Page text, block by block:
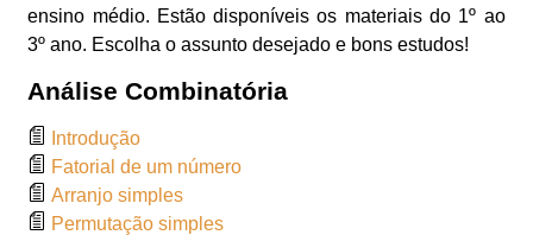
ensino médio. Estão disponíveis os materiais do 1º ao
3º ano. Escolha o assunto desejado e bons estudos!
Análise Combinatória
Introdução
Fatorial de um número
Arranjo simples
Permutação simples